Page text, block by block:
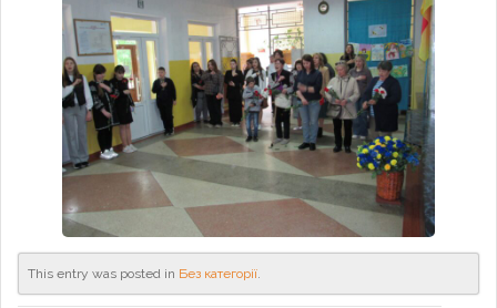
This entry was posted in Без категорії